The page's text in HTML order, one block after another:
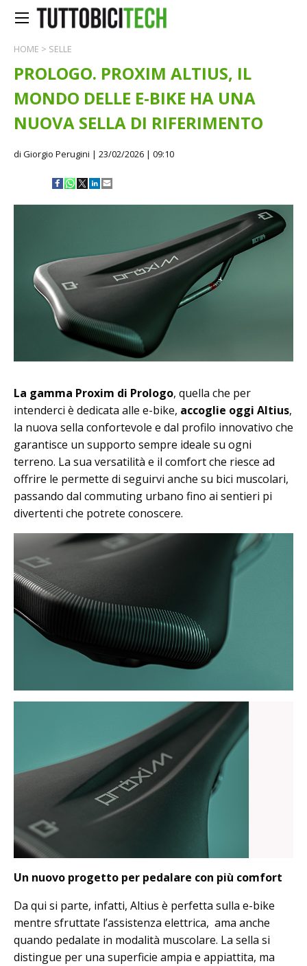
HOME > SELLE
PROLOGO. PROXIM ALTIUS, IL
MONDO DELLE E-BIKE HA UNA
NUOVA SELLA DI RIFERIMENTO
di Giorgio Perugini | 23/02/2026 | 09:10
La gamma Proxim di Prologo, quella che per
intenderci è dedicata alle e-bike, accoglie oggi Altius,
la nuova sella confortevole e dal profilo innovativo che
garantisce un supporto sempre ideale su ogni
terreno. La sua versatilità e il comfort che riesce ad
offrire le permette di seguirvi anche su bici muscolari,
passando dal commuting urbano fino ai sentieri pi
divertenti che potrete conoscere.
Un nuovo progetto per pedalare con più comfort
Da qui si parte, infatti, Altius è perfetta sulla e-bike
mentre sfruttate l’assistenza elettrica, ama anche
quando pedalate in modalità muscolare. La sella si
distingue per una superficie ampia e appiattita, ma